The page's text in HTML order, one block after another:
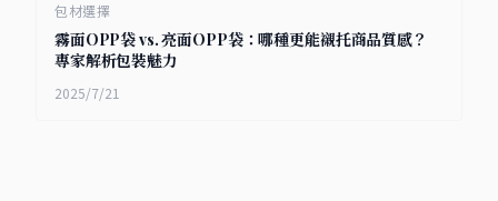
包材選擇
霧面OPP袋 vs. 亮面OPP袋：哪種更能襯托商品質感？
專家解析包裝魅力
2025/7/21